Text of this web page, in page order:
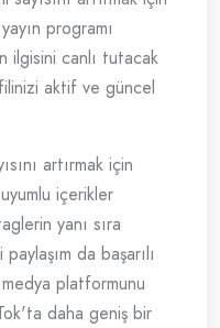
programı
ilgisini canlı tutacak
aktif ve güncel
artırmak için
içerikler
yanı sıra
da başarılı
platformunu
daha geniş bir